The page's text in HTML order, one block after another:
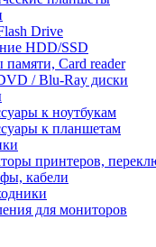
Drive
HDD/SSD
памяти, Card reader
/ Blu-Ray диски
к ноутбукам
к планшетам
принтеров,
кабели
для мониторов